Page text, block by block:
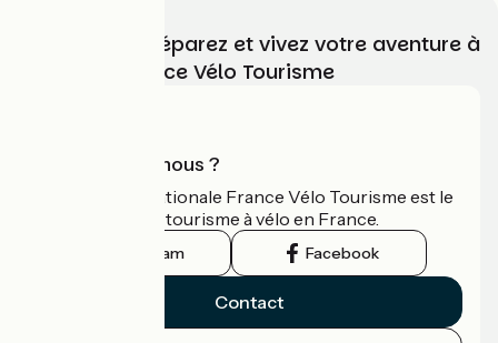
Choisissez, préparez et vivez votre aventure à
vélo avec France Vélo Tourisme
Qui sommes-nous ?
L'association nationale France Vélo Tourisme est le
guide officiel du tourisme à vélo en France.
Instagram Facebook
Contact